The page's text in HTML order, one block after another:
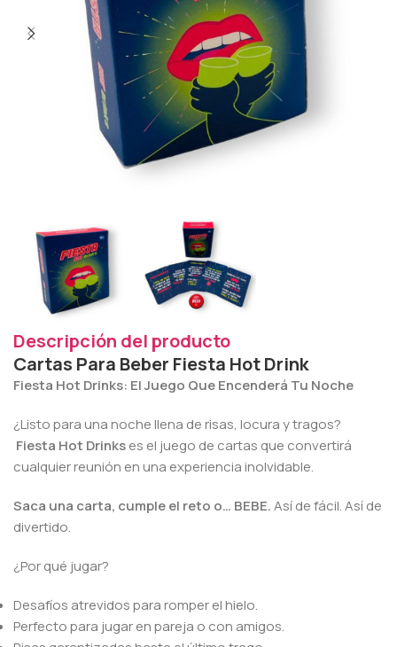
Descripción del producto
Cartas Para Beber Fiesta Hot Drink
Fiesta Hot Drinks: El Juego Que Encenderá Tu Noche
¿Listo para una noche llena de risas, locura y tragos?
Fiesta Hot Drinkses el juego de cartas que convertirá
cualquier reunión en una experiencia inolvidable.
Saca una carta, cumple el reto o… BEBE.Así de fácil. Así de
divertido.
¿Por qué jugar?
Desafíos atrevidos para romper el hielo.
Perfecto para jugar en pareja o con amigos.